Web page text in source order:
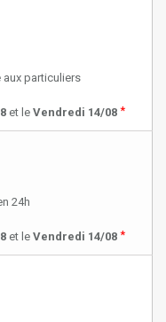
aux particuliers
et le Vendredi 14/08 *
24h
et le Vendredi 14/08 *